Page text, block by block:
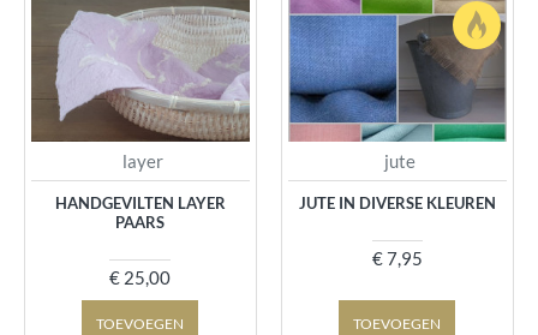
layer
HANDGEVILTEN LAYER
PAARS
€ 25,00
TOEVOEGEN
jute
JUTE IN DIVERSE KLEUREN
€ 7,95
TOEVOEGEN